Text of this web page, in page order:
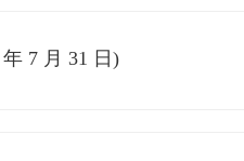
7 月 31 日)